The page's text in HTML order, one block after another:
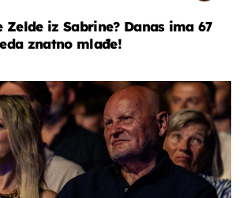
Zelde iz Sabrine? Danas ima 67
znatno mlađe!